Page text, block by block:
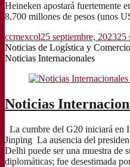
Heineken apostará fuertemente
8,700 millones de pesos (unos
ccmexcol25 septiembre, 202325
Noticias de Logística y
Noticias Internacionales
Noticias
La cumbre del G20 iniciará en
Jinping La ausencia del
Delhi puede ser una muestra de
diplomáticas; fue desestimada